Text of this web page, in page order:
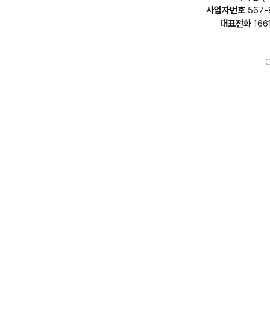
사업자번호567-
대표전화